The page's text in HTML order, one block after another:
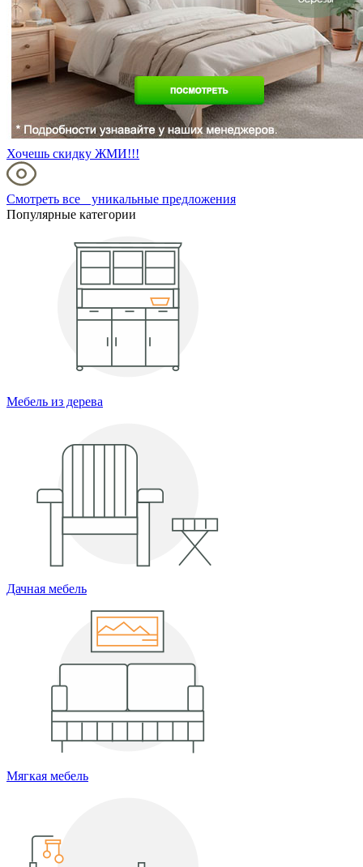
Хочешь скидку ЖМИ!!!
Смотреть все уникальные предложения
Популярные категории
Мебель из дерева
Дачная мебель
Мягкая мебель